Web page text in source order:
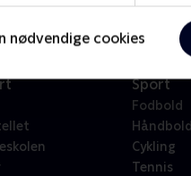
nødvendige cookies
Sport
Fodbold
Håndbold
Cykling
Tennis